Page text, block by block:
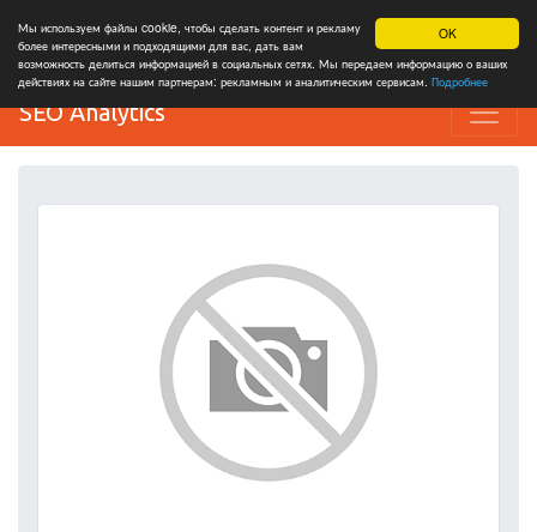
OK
Мы используем файлы cookie, чтобы сделать контент и рекламу
более интересными и подходящими для вас, дать вам
возможность делиться информацией в социальных сетях. Мы передаем информацию о ваших
действиях на сайте нашим партнерам: рекламным и аналитическим сервисам. Подробнее
SEO Analytics